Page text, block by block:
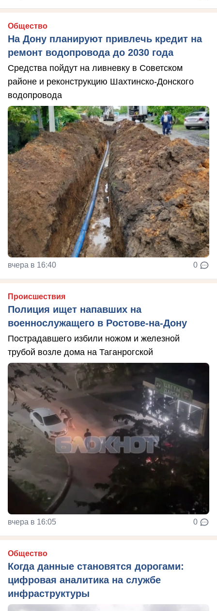
Общество
На Дону планируют привлечь кредит на
ремонт водопровода до 2030 года
Средства пойдут на ливневку в Советском
районе и реконструкцию Шахтинско-Донского
водопровода
вчера в 16:40 0
Происшествия
Полиция ищет напавших на
военнослужащего в Ростове-на-Дону
Пострадавшего избили ножом и железной
трубой возле дома на Таганрогской
вчера в 16:05 0
Общество
Когда данные становятся дорогами:
цифровая аналитика на службе
инфраструктуры